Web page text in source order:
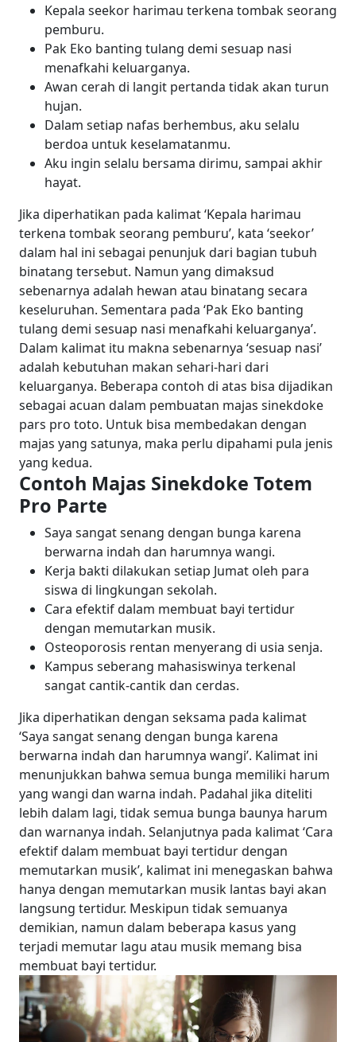
Kepala seekor harimau terkena tombak seorang
pemburu.
Pak Eko banting tulang demi sesuap nasi
menafkahi keluarganya.
Awan cerah di langit pertanda tidak akan turun
hujan.
Dalam setiap nafas berhembus, aku selalu
berdoa untuk keselamatanmu.
Aku ingin selalu bersama dirimu, sampai akhir
hayat.
Jika diperhatikan pada kalimat ‘Kepala harimau
terkena tombak seorang pemburu’, kata ‘seekor’
dalam hal ini sebagai penunjuk dari bagian tubuh
binatang tersebut. Namun yang dimaksud
sebenarnya adalah hewan atau binatang secara
keseluruhan. Sementara pada ‘Pak Eko banting
tulang demi sesuap nasi menafkahi keluarganya’.
Dalam kalimat itu makna sebenarnya ‘sesuap nasi’
adalah kebutuhan makan sehari-hari dari
keluarganya. Beberapa contoh di atas bisa dijadikan
sebagai acuan dalam pembuatan majas sinekdoke
pars pro toto. Untuk bisa membedakan dengan
majas yang satunya, maka perlu dipahami pula jenis
yang kedua.
Contoh Majas Sinekdoke Totem
Pro Parte
Saya sangat senang dengan bunga karena
berwarna indah dan harumnya wangi.
Kerja bakti dilakukan setiap Jumat oleh para
siswa di lingkungan sekolah.
Cara efektif dalam membuat bayi tertidur
dengan memutarkan musik.
Osteoporosis rentan menyerang di usia senja.
Kampus seberang mahasiswinya terkenal
sangat cantik-cantik dan cerdas.
Jika diperhatikan dengan seksama pada kalimat
‘Saya sangat senang dengan bunga karena
berwarna indah dan harumnya wangi’. Kalimat ini
menunjukkan bahwa semua bunga memiliki harum
yang wangi dan warna indah. Padahal jika diteliti
lebih dalam lagi, tidak semua bunga baunya harum
dan warnanya indah. Selanjutnya pada kalimat ‘Cara
efektif dalam membuat bayi tertidur dengan
memutarkan musik’, kalimat ini menegaskan bahwa
hanya dengan memutarkan musik lantas bayi akan
langsung tertidur. Meskipun tidak semuanya
demikian, namun dalam beberapa kasus yang
terjadi memutar lagu atau musik memang bisa
membuat bayi tertidur.